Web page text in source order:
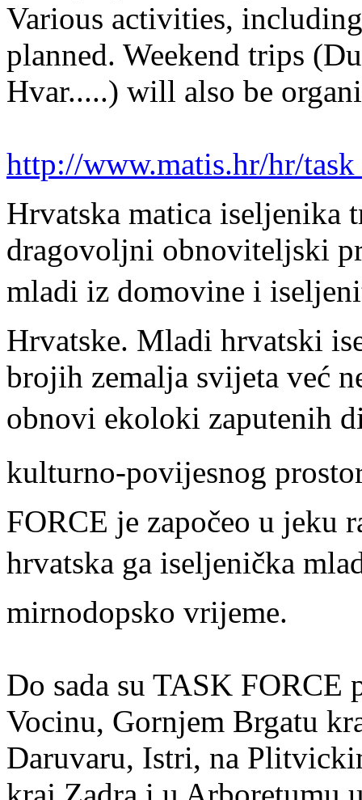
Various activities,
planned. Weekend trips
Hvar.....) will also be
http://www.matis.hr/hr/
Hrvatska matica iseljenika
dragovoljni obnoviteljski
mladi iz domovine i
Hrvatske. Mladi hrvatski
brojih zemalja svijeta već
obnovi ekoloki
kulturno-povijesnog
FORCE je započeo u jeku
hrvatska ga iseljenička
mirnodopsko vrijeme.
Do sada su TASK FORCE
Vocinu, Gornjem Brgatu
Daruvaru, Istri, na